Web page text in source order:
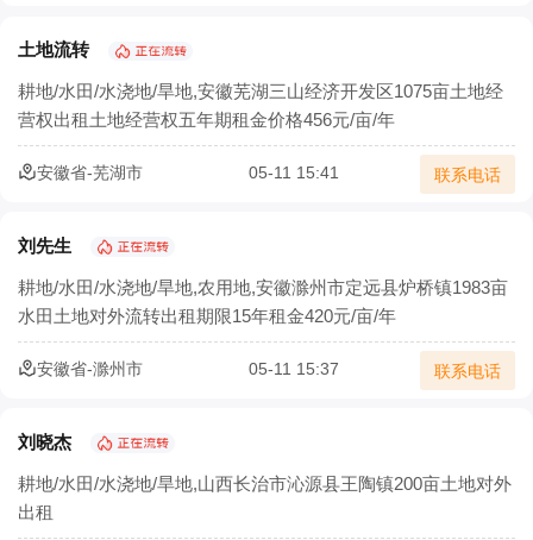
土地流转
耕地/水田/水浇地/旱地,安徽芜湖三山经济开发区1075亩土地经
营权出租土地经营权五年期租金价格456元/亩/年
安徽省-芜湖市 05-11 15:41 联系电话
刘先生
耕地/水田/水浇地/旱地,农用地,安徽滁州市定远县炉桥镇1983亩
水田土地对外流转出租期限15年租金420元/亩/年
安徽省-滁州市 05-11 15:37 联系电话
刘晓杰
耕地/水田/水浇地/旱地,山西长治市沁源县王陶镇200亩土地对外
出租